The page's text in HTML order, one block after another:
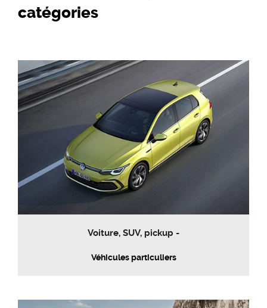
catégories
Voiture, SUV, pickup -
Véhicules particuliers